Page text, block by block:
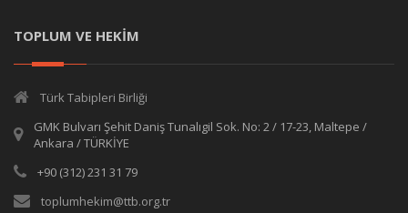
TOPLUM VE HEKİM
Türk Tabipleri Birliği
GMK Bulvarı Şehit Daniş Tunalıgil Sok. No: 2 / 17-23, Maltepe /
Ankara / TÜRKİYE
+90 (312) 231 31 79
toplumhekim@ttb.org.tr